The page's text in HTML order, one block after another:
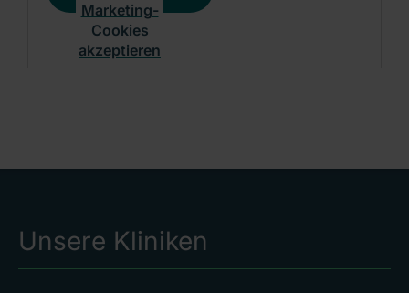
Marketing-
Cookies
akzeptieren
Unsere Kliniken